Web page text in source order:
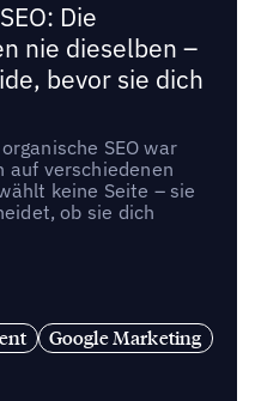
Die
nie dieselben –
bevor sie dich
SEO war
auf verschiedenen
keine Seite – sie
ob sie dich
Google Marketing